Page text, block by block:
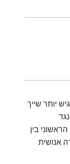
יותר שייך
בין
אנושית